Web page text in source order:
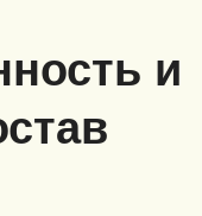
и